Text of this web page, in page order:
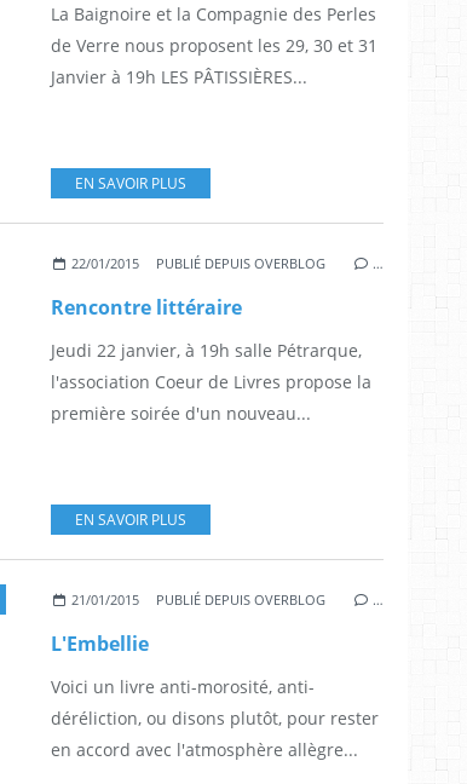
La Baignoire et la Compagnie des Perles
de Verre nous proposent les 29, 30 et 31
Janvier à 19h LES PÂTISSIÈRES...
EN SAVOIR PLUS
22/01/2015 PUBLIÉ DEPUIS OVERBLOG …
Rencontre littéraire
Jeudi 22 janvier, à 19h salle Pétrarque,
l'association Coeur de Livres propose la
première soirée d'un nouveau...
EN SAVOIR PLUS
ZULMA21/01/2015 PUBLIÉ DEPUIS OVERBLOG …
L'Embellie
Voici un livre anti-morosité, anti-
déréliction, ou disons plutôt, pour rester
en accord avec l'atmosphère allègre...